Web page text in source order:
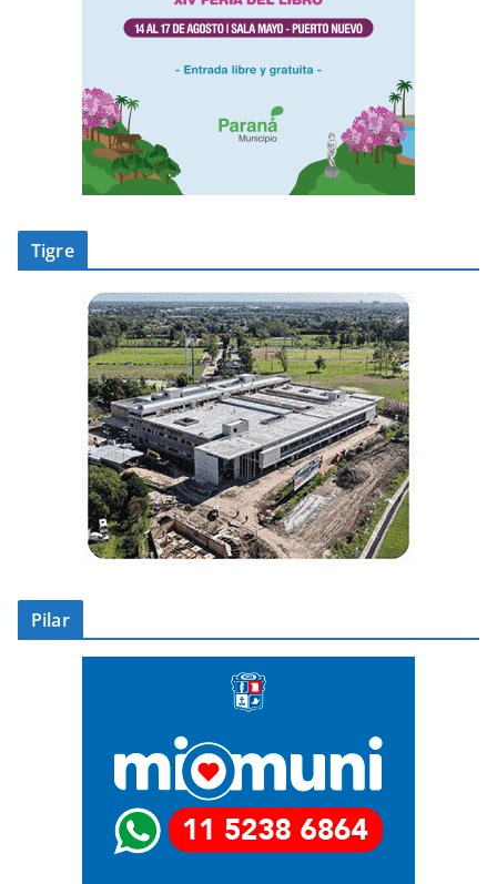
Tigre
Pilar